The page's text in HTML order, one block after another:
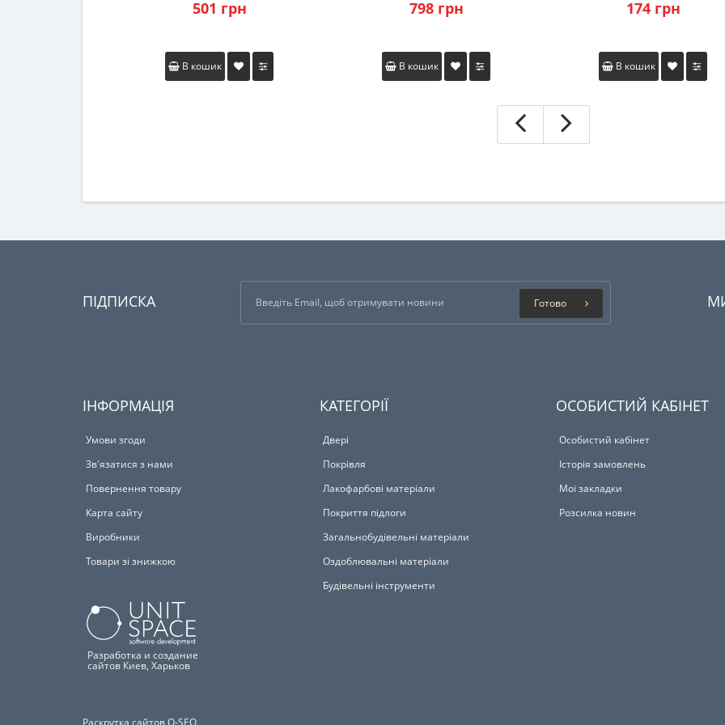
501 грн
В кошик
798 грн
В кошик
174 грн
В кошик
ПІДПИСКА Готово
ІНФОРМАЦІЯ
Умови згоди
Зв'язатися з нами
Повернення товару
Карта сайту
Виробники
Товари зі знижкою
Разработка и создание
сайтов Киев, Харьков
Раскрутка сайтов Q-SEO
КАТЕГОРІЇ
Двері
Покрівля
Лакофарбові матеріали
Покриття підлоги
Загальнобудівельні матеріали
Оздоблювальні матеріали
Будівельні інструменти
ОСОБИСТИЙ КАБІНЕТ
Особистий кабінет
Історія замовлень
Мої закладки
Розсилка новин